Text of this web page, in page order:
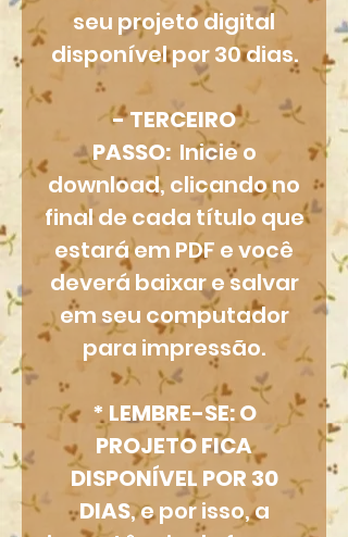
seu projeto digital
disponível por 30 dias.
- TERCEIRO
PASSO:Inicie o
download, clicando no
final de cada título que
estará em PDF e você
deverá baixar e salvar
em seu computador
para impressão.
* LEMBRE-SE: O
PROJETO FICA
DISPONÍVEL POR 30
DIAS, e por isso, a